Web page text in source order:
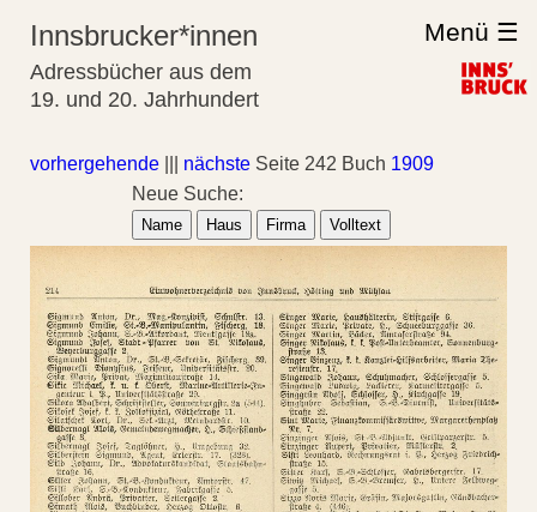
Innsbrucker*innen
Adressbücher aus dem
19. und 20. Jahrhundert
Menü ☰
vorhergehende nächste Seite 242 Buch 1909
Neue Suche:
Name Haus Firma Volltext